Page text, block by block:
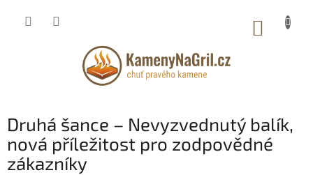
Druhá šance – Nevyzvednutý balík,
nová příležitost pro zodpovědné
zákazníky